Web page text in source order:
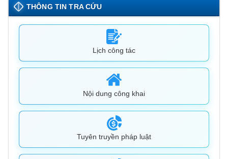
THÔNG TIN TRA CỨU
Lịch công tác
Nội dung công khai
Tuyên truyền pháp luật